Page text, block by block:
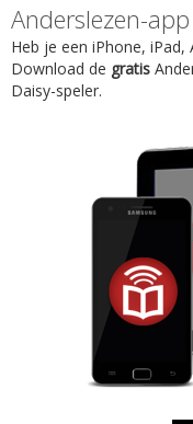
Anderslezen-app
Heb je een iPhone,
Download de gratis
Daisy-speler.